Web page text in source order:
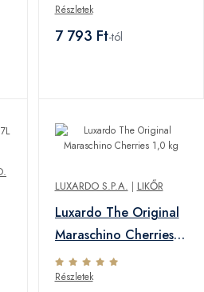
Részletek
7 793 Ft-tól
LUXARDO S.P.A. | LIKŐR
Luxardo The Original
Maraschino Cherries
1,0 kg
Részletek